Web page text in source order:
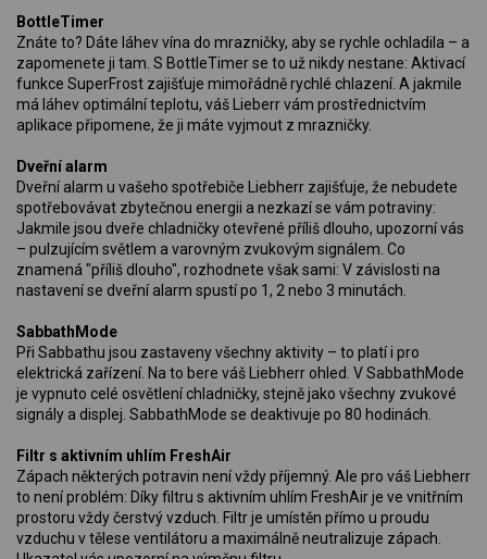
BottleTimer
Znáte to? Dáte láhev vína do mrazničky, aby se rychle ochladila – a
zapomenete ji tam. S BottleTimer se to už nikdy nestane: Aktivací
funkce SuperFrost zajišťuje mimořádně rychlé chlazení. A jakmile
má láhev optimální teplotu, váš Lieberr vám prostřednictvím
aplikace připomene, že ji máte vyjmout z mrazničky.
Dveřní alarm
Dveřní alarm u vašeho spotřebiče Liebherr zajišťuje, že nebudete
spotřebovávat zbytečnou energii a nezkazí se vám potraviny:
Jakmile jsou dveře chladničky otevřené příliš dlouho, upozorní vás
– pulzujícím světlem a varovným zvukovým signálem. Co
znamená "příliš dlouho", rozhodnete však sami: V závislosti na
nastavení se dveřní alarm spustí po 1, 2 nebo 3 minutách.
SabbathMode
Při Sabbathu jsou zastaveny všechny aktivity – to platí i pro
elektrická zařízení. Na to bere váš Liebherr ohled. V SabbathMode
je vypnuto celé osvětlení chladničky, stejně jako všechny zvukové
signály a displej. SabbathMode se deaktivuje po 80 hodinách.
Filtr s aktivním uhlím FreshAir
Zápach některých potravin není vždy příjemný. Ale pro váš Liebherr
to není problém: Díky filtru s aktivním uhlím FreshAir je ve vnitřním
prostoru vždy čerstvý vzduch. Filtr je umístěn přímo u proudu
vzduchu v tělese ventilátoru a maximálně neutralizuje zápach.